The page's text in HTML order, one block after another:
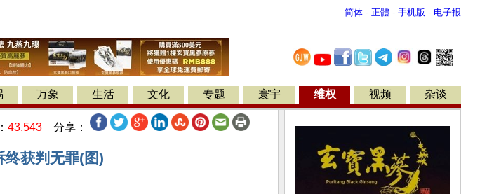
简体 - 正體 - 手机版 - 电子报
万象 生活 文化 专题 寰宇 维权 视频 杂谈
43,543 分享：
获判无罪(图)